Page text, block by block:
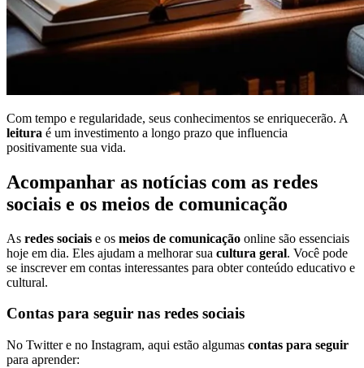
Com tempo e regularidade, seus conhecimentos se enriquecerão. A
leitura é um investimento a longo prazo que influencia
positivamente sua vida.
Acompanhar as notícias com as redes
sociais e os meios de comunicação
As redes sociais e os meios de comunicação online são essenciais
hoje em dia. Eles ajudam a melhorar sua cultura geral. Você pode
se inscrever em contas interessantes para obter conteúdo educativo e
cultural.
Contas para seguir nas redes sociais
No Twitter e no Instagram, aqui estão algumas contas para seguir
para aprender: